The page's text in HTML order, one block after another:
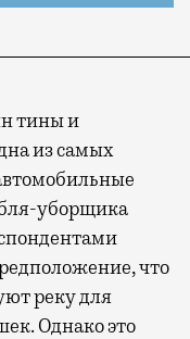
тины и
из самых
уборщика
что
реку для
Однако это